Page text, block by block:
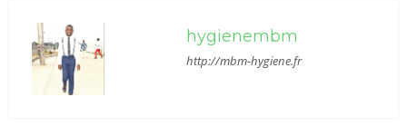
hygienembm
http://mbm-hygiene.fr